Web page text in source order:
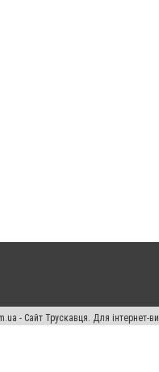
- Сайт Трускавця. Для